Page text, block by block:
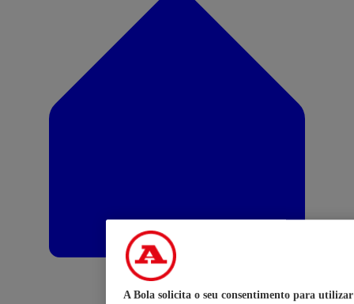
A Bola solicita o seu consentimento para utilizar